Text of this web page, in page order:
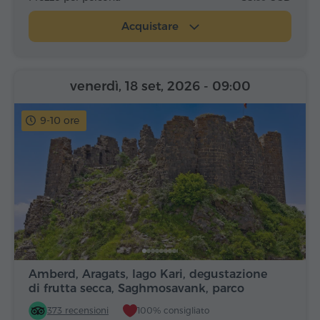
Acquistare
9-10 ore
Amberd, Aragats, lago Kari, degustazione
di frutta secca, Saghmosavank, parco
Alfabeto
373 recensioni 100% consigliato
venerdì, 18 set, 2026 - 09:00